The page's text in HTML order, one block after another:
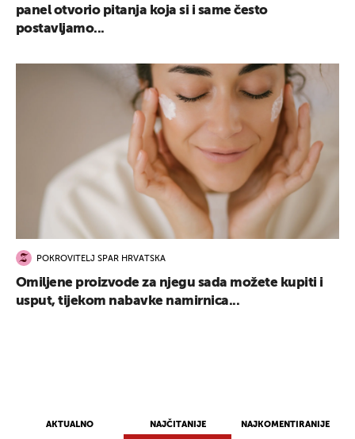
AKTUALNO NAJČITANIJE NAJKOMENTIRANIJE
panel otvorio pitanja koja si i same često
postavljamo...
POKROVITELJ SPAR HRVATSKA
Omiljene proizvode za njegu sada možete kupiti i
usput, tijekom nabavke namirnica...